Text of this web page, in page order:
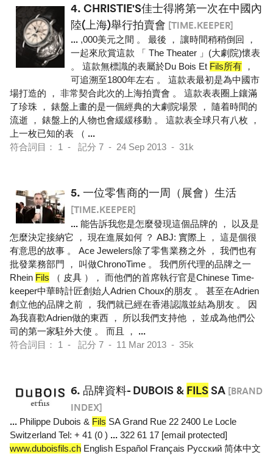
4. CHRISTIE'S佳士得將第一次在中國內
陸(上海)舉行拍賣會 [TIME.KEEPER]
... ,000美元之間 。 最後 ， 讓時間稍稍倒回 ，
一起來欣賞這款 「 The Theater 」(大劇院)懷表
。 這款無標識的表屬於Du Bois Et Fils所有 ，
可追溯至1800年左右 。 這款表最初是為中國市
場打造的 ， 非常契合此次的上海拍賣會 。 這款表表圈上鑲滿
了珍珠 ， 錶盤上畫的是一個經典的大劇院場景 ， 隨着時間的
流逝 ， 錶盤上的人物也會緩緩移動 。 這款表全球只有八枚 ，
上一枚已知的表 （ ...
符合詞目： 1 - 記分 7 - 24 Sep 2013 - 31k
5. 一位零售商的一周（展會）生活
[TIME.KEEPER]
... 能告訴我您是怎麼發現這個品牌的 ， 以及是
怎麼決定接納它 ， 現在進展如何 ？ ABJ: 實際上 ， 這是個很
有意思的故事 。 Ace Jewelers除了零售業務之外 ， 我們也有
批發業務部門 ， 叫做ChronoTime 。 我們所代理的品牌之一
Rhein Fils （ 皮具 ）， 而他們的首席執行官是Chinese Time-
keeper中華時計匠創始人Adrien Choux的朋友 。 甚至在Adrien
創立他的品牌之前 ， 我們就已經在香港認識並結為朋友 。 因
為我喜歡Adrien做的東西 ， 所以我們支持他 ， 並成為他們公
司的第一家駐外大使 。 而且 ， ...
符合詞目： 1 - 記分 7 - 11 Mar 2013 - 35k
6. 品牌資料- DUBOIS & FILSSA [BRAND
INDEX]
... Philippe Dubois & Fils SA Grand Rue 22 2400 Le Locle
Switzerland Tel: + 41 (0 ) ... 322 61 17 [email protected]
www.duboisfils.ch English Español Français Pусский 简体中文